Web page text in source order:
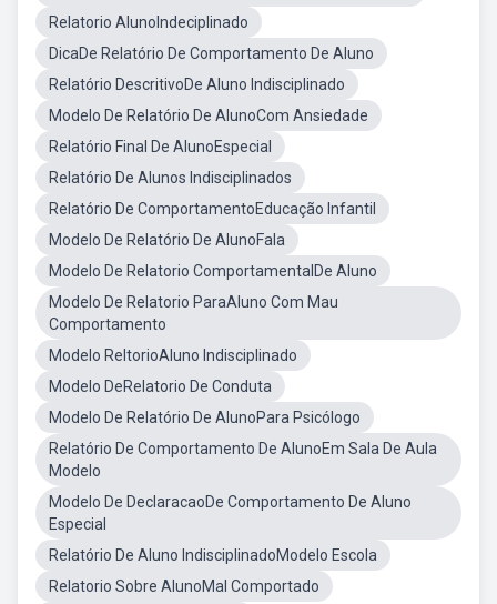
Relatorio AlunoIndeciplinado
DicaDe Relatório De Comportamento De Aluno
Relatório DescritivoDe Aluno Indisciplinado
Modelo De Relatório De AlunoCom Ansiedade
Relatório Final De AlunoEspecial
Relatório De Alunos Indisciplinados
Relatório De ComportamentoEducação Infantil
Modelo De Relatório De AlunoFala
Modelo De Relatorio ComportamentalDe Aluno
Modelo De Relatorio ParaAluno Com Mau
Comportamento
Modelo ReltorioAluno Indisciplinado
Modelo DeRelatorio De Conduta
Modelo De Relatório De AlunoPara Psicólogo
Relatório De Comportamento De AlunoEm Sala De Aula
Modelo
Modelo De DeclaracaoDe Comportamento De Aluno
Especial
Relatório De Aluno IndisciplinadoModelo Escola
Relatorio Sobre AlunoMal Comportado